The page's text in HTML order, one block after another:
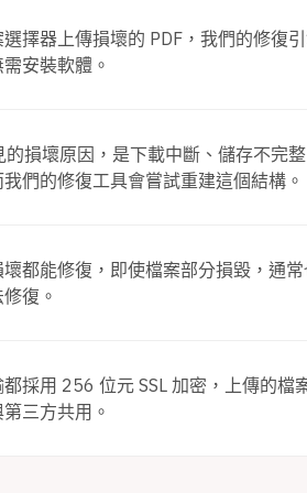
擇器上傳損壞的 PDF，我們的修復
安裝軟體。
的損壞原因，是下載中斷、儲存不完
們的修復工具會嘗試重建這個結構。
都能修復，即使檔案部分損毀，通
復。
採用 256 位元 SSL 加密，上傳的
三方共用。